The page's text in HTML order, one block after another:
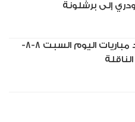
إلى برشلونة
مواعيد مباريات اليوم السبت 8-8-